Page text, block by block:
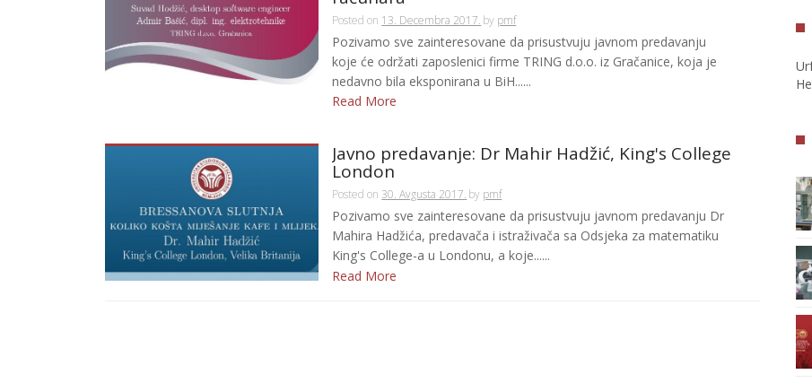
Posted on 13. Decembra 2017. by pmf
Pozivamo sve zainteresovane da prisustvuju javnom predavanju
koje će održati zaposlenici firme TRING d.o.o. iz Gračanice, koja je
nedavno bila eksponirana u BiH......
Read More
Javno predavanje: Dr Mahir Hadžić, King's College
London
Posted on 30. Avgusta 2017. by pmf
Pozivamo sve zainteresovane da prisustvuju javnom predavanju Dr
Mahira Hadžića, predavača i istraživača sa Odsjeka za matematiku
King's College-a u Londonu, a koje......
Read More